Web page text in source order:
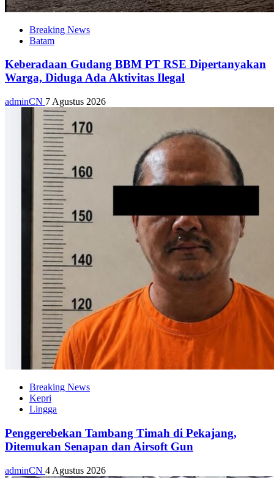
Breaking News
Batam
Keberadaan Gudang BBM PT RSE Dipertanyakan
Warga, Diduga Ada Aktivitas Ilegal
adminCN 7 Agustus 2026
Breaking News
Kepri
Lingga
Penggerebekan Tambang Timah di Pekajang,
Ditemukan Senapan dan Airsoft Gun
adminCN 4 Agustus 2026